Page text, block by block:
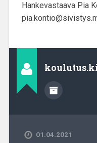
Hankevastaava Pia
01.04.2021